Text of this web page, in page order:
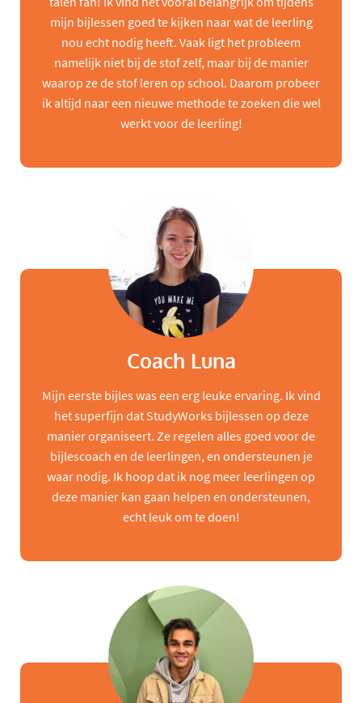
mijn bijlessen goed te kijken naar wat de leerling
nou echt nodig heeft. Vaak ligt het probleem
namelijk niet bij de stof zelf, maar bij de manier
waarop ze de stof leren op school. Daarom probeer
ik altijd naar een nieuwe methode te zoeken die wel
werkt voor de leerling!
Coach Luna
Mijn eerste bijles was een erg leuke ervaring. Ik vind
het superfijn dat StudyWorks bijlessen op deze
manier organiseert. Ze regelen alles goed voor de
bijlescoach en de leerlingen, en ondersteunen je
waar nodig. Ik hoop dat ik nog meer leerlingen op
deze manier kan gaan helpen en ondersteunen,
echt leuk om te doen!